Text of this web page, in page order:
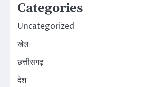
Categories
Uncategorized
खेल
छत्तीसगढ़
देश